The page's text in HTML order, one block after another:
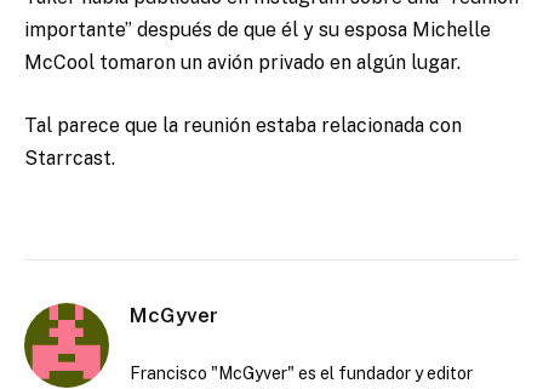
importante” después de que él y su esposa Michelle
McCool tomaron un avión privado en algún lugar.
Tal parece que la reunión estaba relacionada con
Starrcast.
McGyver
Francisco "McGyver" es el fundador y editor